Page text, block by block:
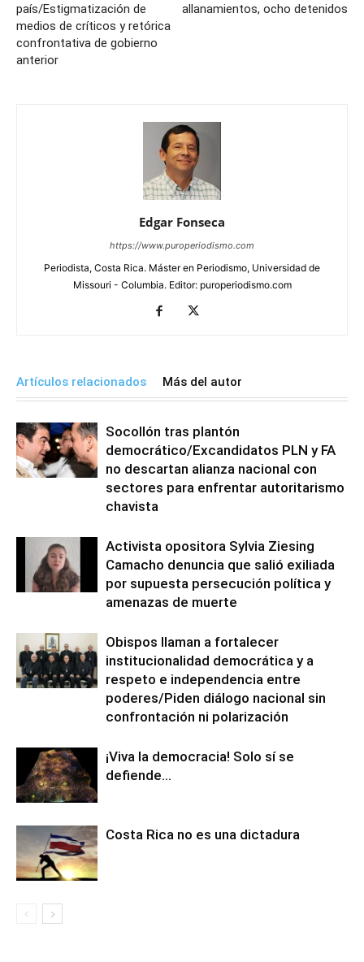
país/Estigmatización de
medios de críticos y retórica
confrontativa de gobierno
anterior
allanamientos, ocho detenidos
Edgar Fonseca
https://www.puroperiodismo.com
Periodista, Costa Rica. Máster en Periodismo, Universidad de
Missouri - Columbia. Editor: puroperiodismo.com
Artículos relacionados Más del autor
Socollón tras plantón
democrático/Excandidatos PLN y FA
no descartan alianza nacional con
sectores para enfrentar autoritarismo
chavista
Activista opositora Sylvia Ziesing
Camacho denuncia que salió exiliada
por supuesta persecución política y
amenazas de muerte
Obispos llaman a fortalecer
institucionalidad democrática y a
respeto e independencia entre
poderes/Piden diálogo nacional sin
confrontación ni polarización
¡Viva la democracia! Solo sí se
defiende…
Costa Rica no es una dictadura